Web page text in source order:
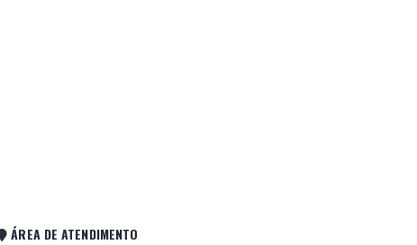
ÁREA DE ATENDIMENTO